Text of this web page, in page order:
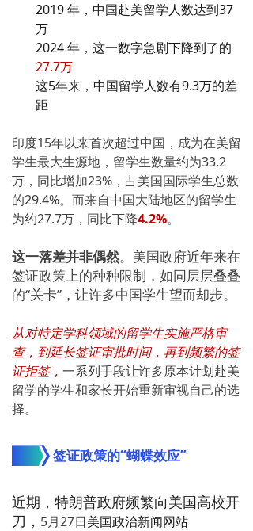
2019 年，中国赴美留学人数达到37
万
2024 年， 这一数字急剧下降到了的
27.7万
这5年来，中国留学人数有9.3万的差
距
印度15年以来首次超过中国，成为在美留
学生最大生源地，留学生数量约为33.2
万，同比增加23%，占美国国际学生总数
的29.4%。而来自中国大陆地区的留学生
为约27.7万，同比下降4.2%。
这一落差并非偶然。美国政府近年来在
签证政策上的种种限制，如同层层叠叠
的“关卡”，让许多中国学生望而却步。
从对特定学科领域的留学生实施严格审
查，到延长签证审批时间，再到频繁的签
证拒签， 一系列手段让许多原本计划赴美
留学的学生和家长开始重新审视自己的选
择。
签证政策的“蝴蝶效应”
近期，特朗普政府频繁向美国高校开
刀， 5月27日美国政治新闻网站